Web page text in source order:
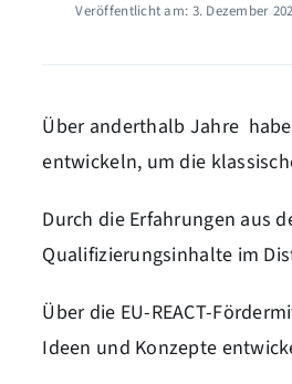
Veröffentlicht am: 3. Dezember
Über anderthalb Jahre
entwickeln, um die
Durch die Erfahrungen aus
Qualifizierungsinhalte im
Über die EU-REACT-
Ideen und Konzepte